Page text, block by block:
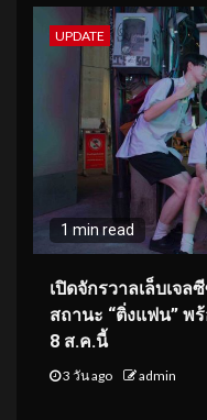
UPDATE
1 min read
เปิดจักรวาลเล็บเจล
สถานะ “ติ่งแฟน” พ
8 ส.ค.นี้
3 วัน ago admin